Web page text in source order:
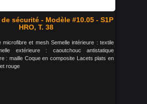
sécurité - Modèle #10.05 - S1P
HRO, T. 38
microfibre et mesh Semelle intérieure : textile
extérieure : caoutchouc antistatique
: maille Coque en composite Lacets plats en
rouge